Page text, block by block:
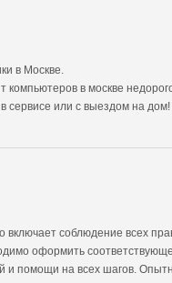
в Москве.
компьютеров в москве
сервисе или с выездом на дом!
соблюдение всех
оформить
и помощи на всех шагов.